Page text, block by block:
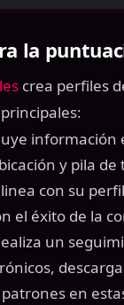
la
crea perfiles
información
y pila de
con su
el éxito de la
un
en